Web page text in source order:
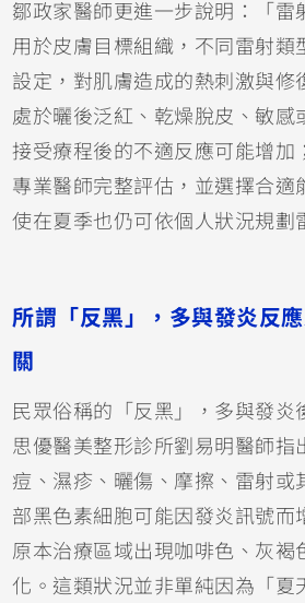
鄒政家醫師更進一步說明：「雷
用於皮膚目標組織，不同雷射類
設定，對肌膚造成的熱刺激與修
處於曬後泛紅、乾燥脫皮、敏感
接受療程後的不適反應可能增加
專業醫師完整評估，並選擇合適
使在夏季也仍可依個人狀況規劃
所謂「反黑」，多與發炎反
關
民眾俗稱的「反黑」，多與發炎
思優醫美整形診所劉易明醫師指
痘、濕疹、曬傷、摩擦、雷射或
部黑色素細胞可能因發炎訊號而
原本治療區域出現咖啡色、灰褐
化。這類狀況並非單純因為「夏